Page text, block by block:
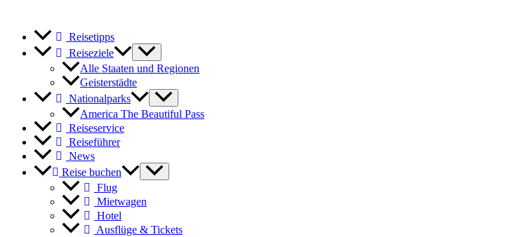
Reisetipps
Reiseziele
Alle Staaten und Regionen
Geisterstädte
Nationalparks
America The Beautiful Pass
Reiseservice
Reiseführer
News
Reise buchen
Flug
Mietwagen
Hotel
Ausflüge & Tickets